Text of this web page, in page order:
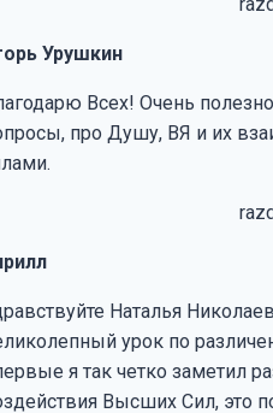
Урушкин
Всех! Очень
про Душу, ВЯ и их
Наталья
урок по
я так четко заметил
Высших Сил, это